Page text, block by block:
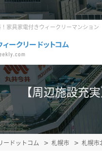
家具家電付きウィークリーマンション
【周辺施設充
ードットコム 札幌市 札幌市